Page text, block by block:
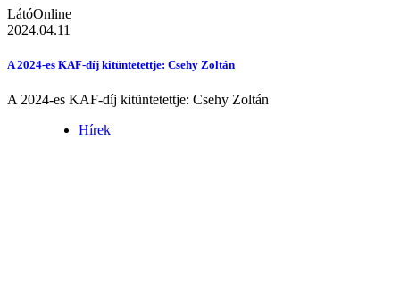
LátóOnline
2024.04.11
A 2024-es KAF-díj kitüntetettje: Csehy Zoltán
A 2024-es KAF-díj kitüntetettje: Csehy Zoltán
Hírek